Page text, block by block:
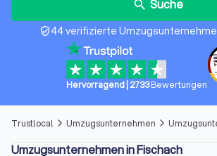
search Suche
verified_user44 verifizierte
Hervorragend| 2733 Bewertungen
Trustlocal arrow_forward_ios Umzugsunternehmen arrow_forward_ios
Umzugsunternehmen in Fischach